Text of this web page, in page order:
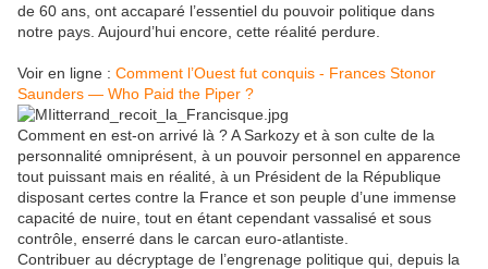
de 60 ans, ont accaparé l’essentiel du pouvoir politique dans
notre pays. Aujourd’hui encore, cette réalité perdure.
Voir en ligne : Comment l’Ouest fut conquis - Frances Stonor
Saunders — Who Paid the Piper ?
Comment en est-on arrivé là ? A Sarkozy et à son culte de la
personnalité omniprésent, à un pouvoir personnel en apparence
tout puissant mais en réalité, à un Président de la République
disposant certes contre la France et son peuple d’une immense
capacité de nuire, tout en étant cependant vassalisé et sous
contrôle, enserré dans le carcan euro-atlantiste.
Contribuer au décryptage de l’engrenage politique qui, depuis la